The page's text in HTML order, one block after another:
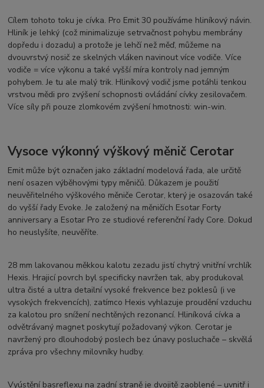
Cílem tohoto toku je cívka. Pro Emit 30 používáme hliníkový návin.
Hliník je lehký (což minimalizuje setrvačnost pohybu membrány
dopředu i dozadu) a protože je lehčí než měď, můžeme na
dvouvrstvý nosič ze skelných vláken navinout více vodiče. Více
vodiče = více výkonu a také vyšší míra kontroly nad jemným
pohybem. Je tu ale malý trik. Hliníkový vodič jsme potáhli tenkou
vrstvou mědi pro zvýšení schopnosti ovládání cívky zesilovačem.
Více síly při pouze zlomkovém zvýšení hmotnosti: win-win.
Vysoce výkonný výškový měnič Cerotar
Emit může být označen jako základní modelová řada, ale určitě
není osazen výběhovými typy měničů. Důkazem je použití
neuvěřitelného výškového měniče Cerotar, který je osazován také
do vyšší řady Evoke. Je založený na měničích Esotar Forty
anniversary a Esotar Pro ze studiové referenční řady Core. Dokud
ho neuslyšíte, neuvěříte.
28 mm lakovanou měkkou kalotu zezadu jistí chytrý vnitřní vrchlík
Hexis. Hrajicí povrch byl specificky navržen tak, aby produkoval
ultra čisté a ultra detailní vysoké frekvence bez poklesů (i ve
vysokých frekvencích), zatímco Hexis vyhlazuje proudění vzduchu
za kalotou pro snížení nechtěných rezonancí. Hliníková cívka a
odvětrávaný magnet poskytují požadovaný výkon. Cerotar je
navržený pro dlouhodobý poslech bez únavy posluchače – skvělá
zpráva pro všechny milovníky hudby.
Vyústění basreflexu na zadní straně je dvojitě zaoblené – uvnitř i